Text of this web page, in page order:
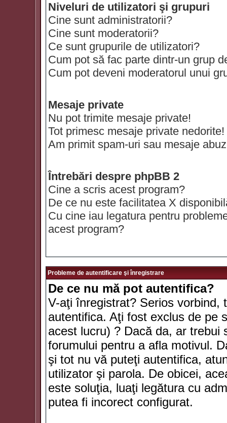
Niveluri de utilizatori şi grupuri
Cine sunt administratorii?
Cine sunt moderatorii?
Ce sunt grupurile de utilizatori?
Cum pot să fac parte dintr-un grup
Cum pot deveni moderatorul unui
Mesaje private
Nu pot trimite mesaje private!
Tot primesc mesaje private nedorite!
Am primit spam-uri sau mesaje
Întrebări despre phpBB 2
Cine a scris acest program?
De ce nu este facilitatea X
Cu cine iau legatura pentru
acest program?
Probleme de autentificare şi înregistrare
De ce nu mă pot autentifica?
V-aţi înregistrat? Serios vorbind,
autentifica. Aţi fost exclus de pe
acest lucru) ? Dacă da, ar trebui
forumului pentru a afla motivul.
şi tot nu vă puteţi autentifica,
utilizator şi parola. De obicei,
este soluţia, luaţi legătura cu
putea fi incorect configurat.